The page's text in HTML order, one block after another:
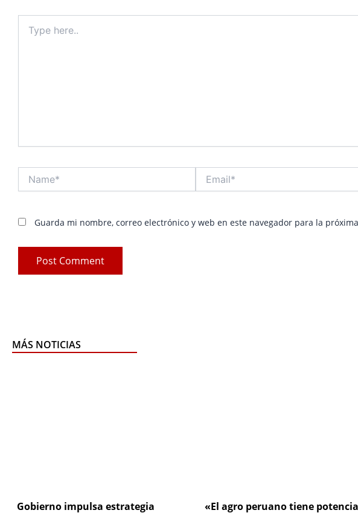
here..
Guarda mi nombre, correo electrónico y web en este navegador para la
MÁS NOTICIAS
Gobierno impulsa estrategia «El agro peruano tiene